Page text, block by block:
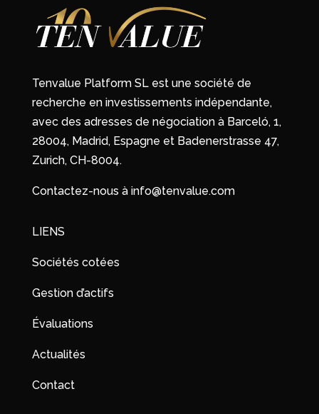
Tenvalue Platform SL est une société de
recherche en investissements indépendante,
avec des adresses de négociation à Barceló, 1,
28004, Madrid, Espagne et Badenerstrasse 47,
Zurich, CH-8004.
Contactez-nous à info@tenvalue.com
LIENS
Sociétés cotées
Gestion d’actifs
Évaluations
Actualités
Contact